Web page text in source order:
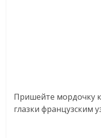
Пришейте мордочку
глазки французским